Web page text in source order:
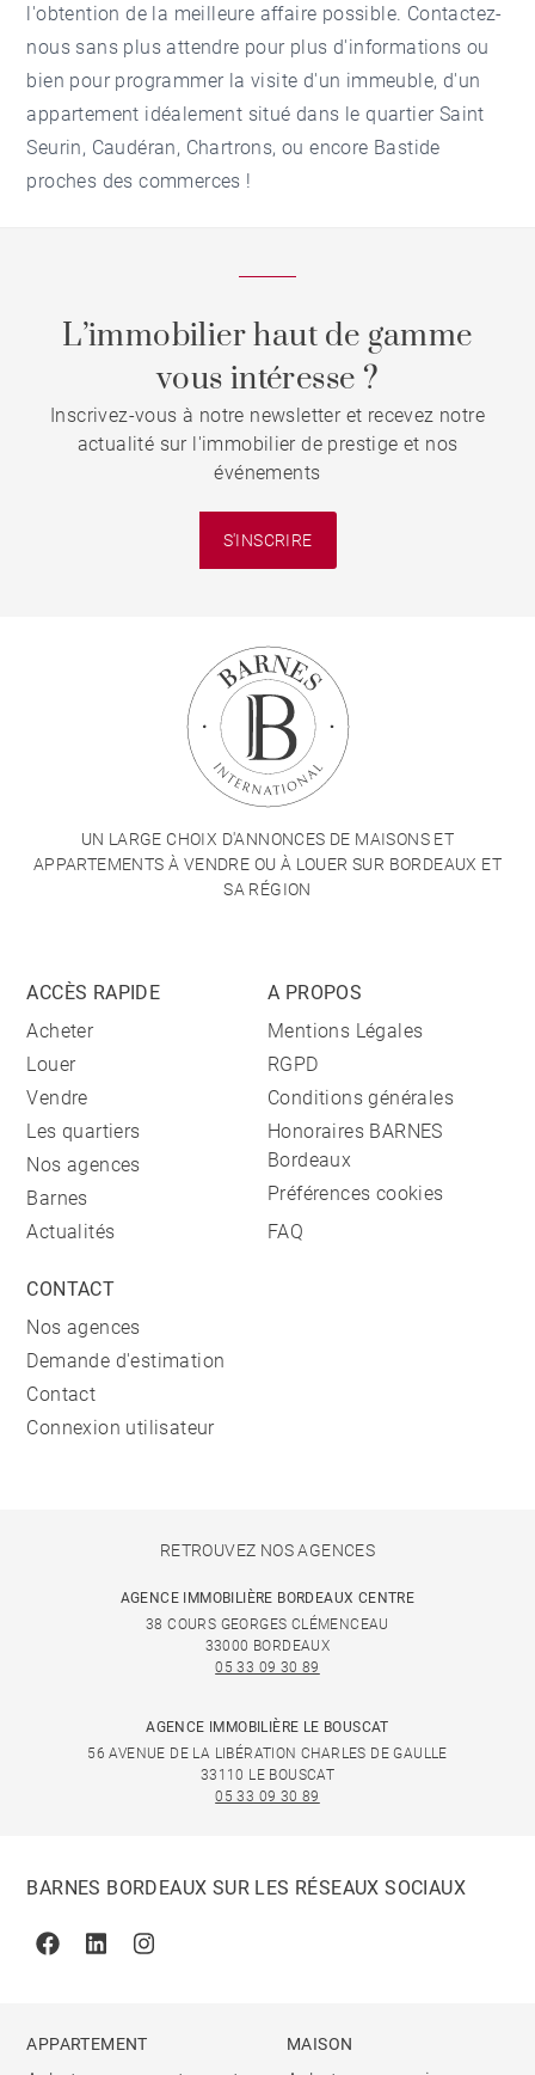
l'obtention de la meilleure affaire possible. Contactez-
nous sans plus attendre pour plus d'informations ou
bien pour programmer la visite d'un immeuble, d'un
appartement idéalement situé dans le quartier Saint
Seurin, Caudéran, Chartrons, ou encore Bastide
proches des commerces !
L’immobilier haut de gamme
vous intéresse ?
Inscrivez-vous à notre newsletter et recevez notre
actualité sur l'immobilier de prestige et nos
événements
S'INSCRIRE
UN LARGE CHOIX D'ANNONCES DE MAISONS ET
APPARTEMENTS À VENDRE OU À LOUER SUR BORDEAUX ET
SA RÉGION
ACCÈS RAPIDE
Acheter
Louer
Vendre
Les quartiers
Nos agences
Barnes
Actualités
A PROPOS
Mentions Légales
RGPD
Conditions générales
Honoraires BARNES
Bordeaux
Préférences cookies
FAQ
CONTACT
Nos agences
Demande d'estimation
Contact
Connexion utilisateur
RETROUVEZ NOS AGENCES
AGENCE IMMOBILIÈRE BORDEAUX CENTRE
38 COURS GEORGES CLÉMENCEAU
33000 BORDEAUX
05 33 09 30 89
AGENCE IMMOBILIÈRE LE BOUSCAT
56 AVENUE DE LA LIBÉRATION CHARLES DE GAULLE
33110 LE BOUSCAT
05 33 09 30 89
BARNES BORDEAUX SUR LES RÉSEAUX SOCIAUX
FacebookLinkedinInstagram
APPARTEMENT MAISON